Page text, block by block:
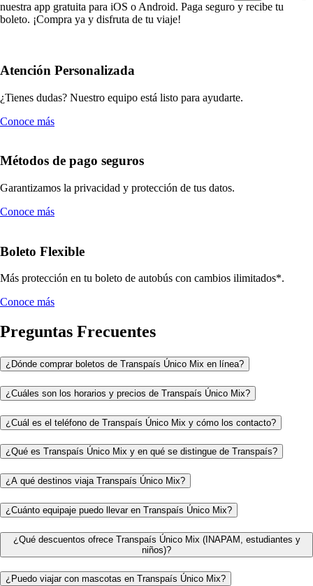
nuestra app gratuita para iOS o Android. Paga seguro y recibe tu
boleto. ¡Compra ya y disfruta de tu viaje!
Atención Personalizada
¿Tienes dudas? Nuestro equipo está listo para ayudarte.
Conoce más
Métodos de pago seguros
Garantizamos la privacidad y protección de tus datos.
Conoce más
Boleto Flexible
Más protección en tu boleto de autobús con cambios ilimitados*.
Conoce más
Preguntas Frecuentes
¿Dónde comprar boletos de Transpaís Único Mix en línea?
¿Cuáles son los horarios y precios de Transpaís Único Mix?
¿Cuál es el teléfono de Transpaís Único Mix y cómo los contacto?
¿Qué es Transpaís Único Mix y en qué se distingue de Transpaís?
¿A qué destinos viaja Transpaís Único Mix?
¿Cuánto equipaje puedo llevar en Transpaís Único Mix?
¿Qué descuentos ofrece Transpaís Único Mix (INAPAM, estudiantes y
niños)?
¿Puedo viajar con mascotas en Transpaís Único Mix?